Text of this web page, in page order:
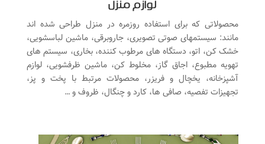
لوازم منزل
محصولاتی که برای استفاده روزمره در منزل طراحی شده اند
مانند: سیستمهای صوتی تصویری، جاروبرقی، ماشین لباسشویی،
خشک کن، اتو، دستگاه های مرطوب کننده، بخاری، سیستم های
تهویه مطبوع، اجاق گاز، مخلوط کن، ماشین ظرفشویی، لوازم
آشپزخانه، یخچال و فریزر، محصولات مرتبط با پخت و پز،
تجهیزات تفصیه، صافی ها، کارد و چنگال، ظروف و …